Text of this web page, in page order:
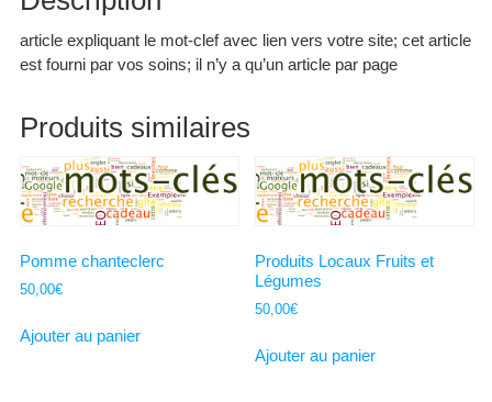
article expliquant le mot-clef avec lien vers votre site; cet article
est fourni par vos soins; il n’y a qu’un article par page
Produits similaires
Pomme chanteclerc
50,00€
Ajouter au panier
Produits Locaux Fruits et
Légumes
50,00€
Ajouter au panier